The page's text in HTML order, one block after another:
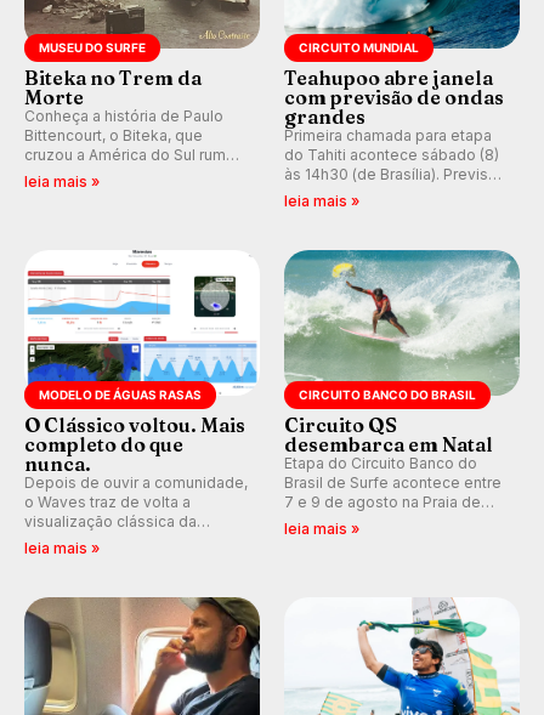
MUSEU DO SURFE
Biteka no Trem da
Morte
Conheça a história de Paulo
Bittencourt, o Biteka, que
cruzou a América do Sul rumo
ao Pacífico em uma jornada
que se tornou um marco de
leia mais »
CIRCUITO MUNDIAL
Teahupoo abre janela
com previsão de ondas
grandes
Primeira chamada para etapa
do Tahiti acontece sábado (8)
às 14h30 (de Brasília). Previsão
indica swell consistente.
Medina embarca para evento e
Kelly Slater convidado.
leia mais »
MODELO DE ÁGUAS RASAS
O Clássico voltou. Mais
completo do que
nunca.
Depois de ouvir a comunidade,
o Waves traz de volta a
visualização clássica da
previsão de águas rasas,
agora integrada à nova
ondas para até 16 dias.
leia mais »
CIRCUITO BANCO DO BRASIL
Circuito QS
desembarca em Natal
Etapa do Circuito Banco do
Brasil de Surfe acontece entre
7 e 9 de agosto na Praia de
Miami (RN), em disputas
válidas pelo Qualifying Series
leia mais »